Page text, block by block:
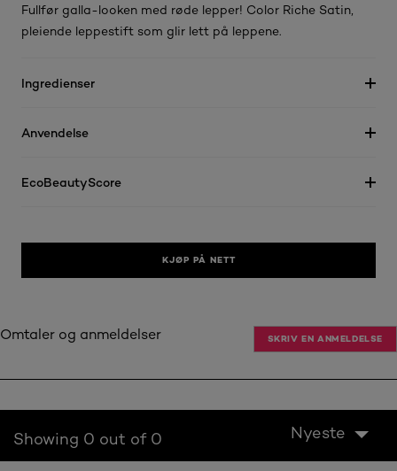
Fullfør galla-looken med røde lepper! Color Riche Satin,
pleiende leppestift som glir lett på leppene.
Ingredienser
Anvendelse
EcoBeautyScore
KJØP PÅ NETT
Omtaler og anmeldelser SKRIV EN ANMELDELSE
Showing 0 out of 0 Nyeste